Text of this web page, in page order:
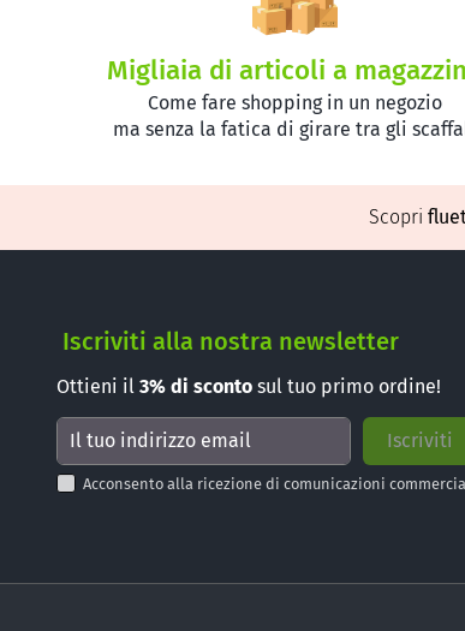
Migliaia di articoli a
Come fare shopping in un negozio
ma senza la fatica di girare tra gli
Scopri
Iscriviti alla nostra newsletter
Ottieni il 3% di sconto sul tuo primo ordine!
Acconsento alla ricezione di comunicazioni